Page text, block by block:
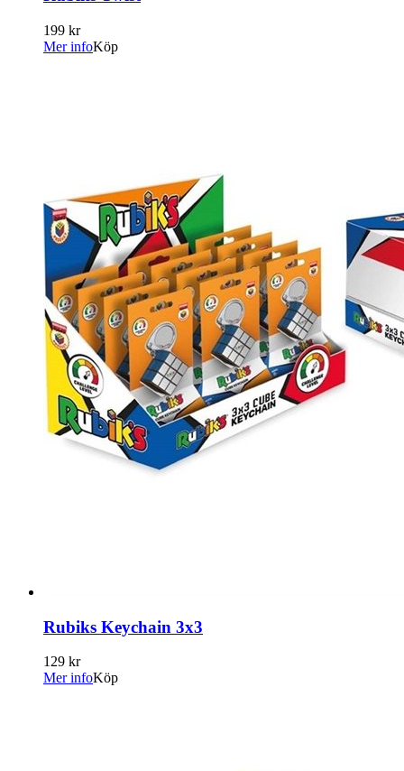
199 kr
Mer infoKöp
Rubiks Keychain 3x3
129 kr
Mer infoKöp